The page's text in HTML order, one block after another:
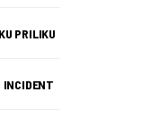
PRILIKU
INCIDENT